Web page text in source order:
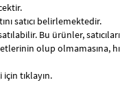
satıcı belirlemektedir.
Bu ürünler,
olup olmamasına,
tıklayın.